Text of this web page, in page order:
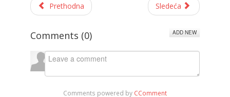
Prethodna Sledeća
Comments (0) ADD NEW
Comments powered by CComment